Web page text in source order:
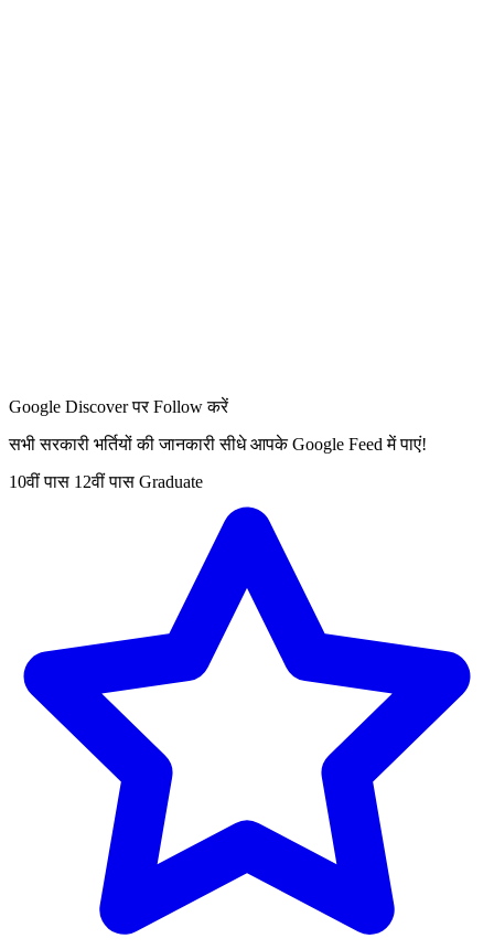
Google Discover पर Follow करें
सभी सरकारी भर्तियों की जानकारी सीधे आपके Google Feed में पाएं!
10वीं पास 12वीं पास Graduate